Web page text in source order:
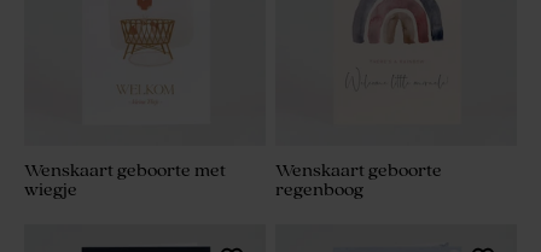
Wenskaart geboorte met
wiegje
Wenskaart geboorte
regenboog